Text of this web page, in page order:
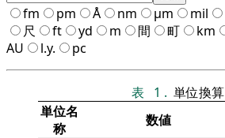
fm pm Å nm μm mil
尺
ft yd m 間 町 km
AU
l.y. pc
表 1 . 単位換算
単位名
称
数値